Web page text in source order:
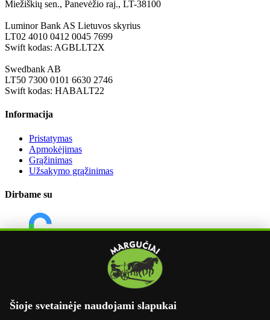
Šioje svetainėje naudojami slapukai
Miežiškių sen., Panevėžio raj., LT-38100
Luminor Bank AS Lietuvos skyrius
LT02 4010 0412 0045 7699
Swift kodas: AGBLLT2X
Swedbank AB
LT50 7300 0101 6630 2746
Swift kodas: HABALT22
Informacija
Pristatymas
Apmokėjimas
Grąžinimas
Užsakymo grąžinimas
Dirbame su